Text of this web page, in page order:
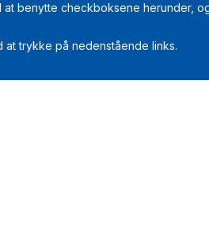
benytte checkboksene herunder,
trykke på nedenstående links.